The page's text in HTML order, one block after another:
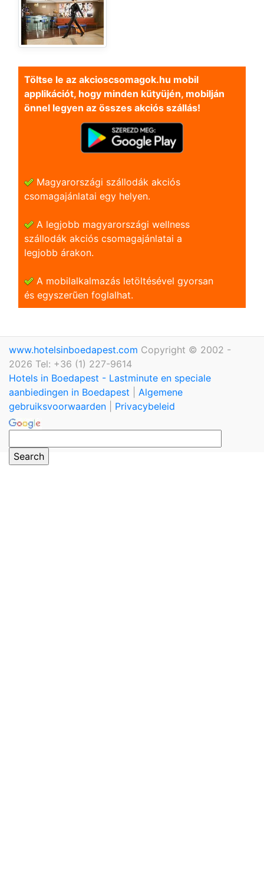
Töltse le az akcioscsomagok.hu mobil
applikációt, hogy minden kütyüjén, mobilján
önnel legyen az összes akciós szállás!
Magyarországi szállodák akciós
csomagajánlatai egy helyen.
A legjobb magyarországi wellness
szállodák akciós csomagajánlatai a
legjobb árakon.
A mobilalkalmazás letöltésével gyorsan
és egyszerũen foglalhat.
www.hotelsinboedapest.com Copyright © 2002 -
2026 Tel: +36 (1) 227-9614
Hotels in Boedapest - Lastminute en speciale
aanbiedingen in Boedapest
Algemene
gebruiksvoorwaarden
Privacybeleid